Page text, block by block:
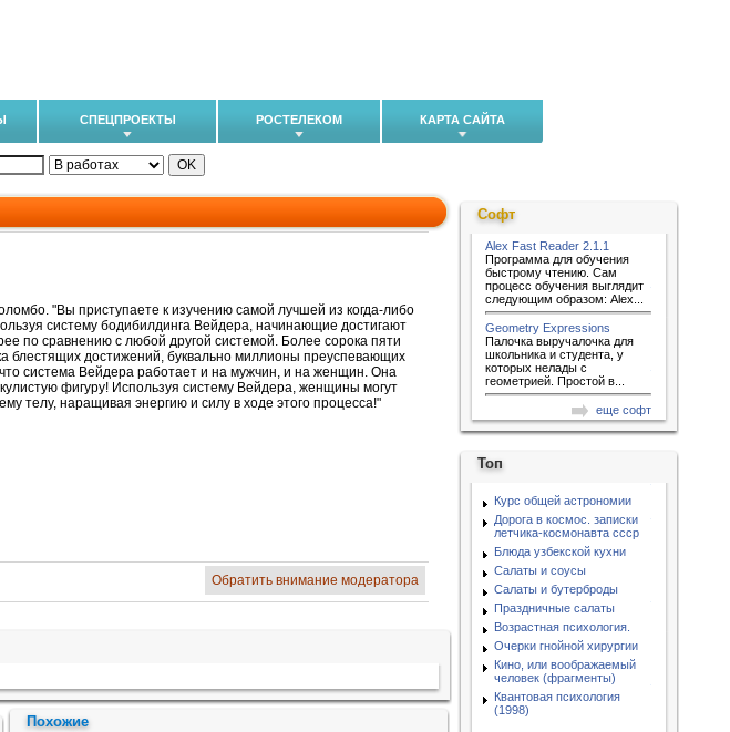
СПЕЦПРОЕКТЫ РОСТЕЛЕКОМ КАРТА САЙТА
"Вы приступаете к изучению самой лучшей из когда-либо
систему бодибилдинга Вейдера, начинающие достигают
по сравнению с любой другой системой. Более сорока пяти
блестящих достижений, буквально миллионы преуспевающих
что система Вейдера работает и на мужчин, и на женщин. Она
фигуру! Используя систему Вейдера, женщины могут
телу, наращивая энергию и силу в ходе этого процесса!"
Обратить внимание модератора
Похожие
Софт
Alex Fast Reader 2.1.1
Программа для обучения
быстрому чтению. Сам
процесс обучения выглядит
следующим образом: Alex...
Geometry Expressions
Палочка выручалочка для
школьника и студента, у
которых нелады с
геометрией. Простой в...
еще софт
Топ
Курс общей астрономии
Дорога в космос. записки
летчика-космонавта ссср
Блюда узбекской кухни
Салаты и соусы
Салаты и бутерброды
Праздничные салаты
Возрастная психология.
Очерки гнойной хирургии
Кино, или воображаемый
человек (фрагменты)
Квантовая психология
(1998)